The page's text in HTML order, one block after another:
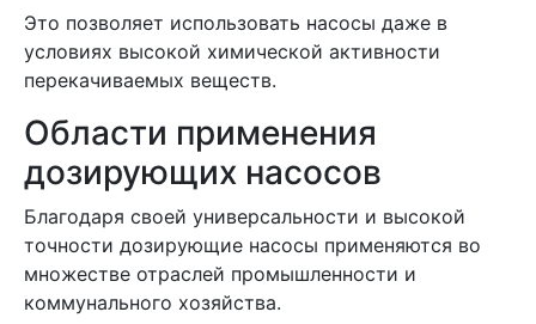
Это позволяет использовать насосы даже в
условиях высокой химической активности
перекачиваемых веществ.
Области применения
дозирующих насосов
Благодаря своей универсальности и высокой
точности дозирующие насосы применяются во
множестве отраслей промышленности и
коммунального хозяйства.